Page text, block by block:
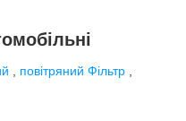
, повітряний Фільтр ,